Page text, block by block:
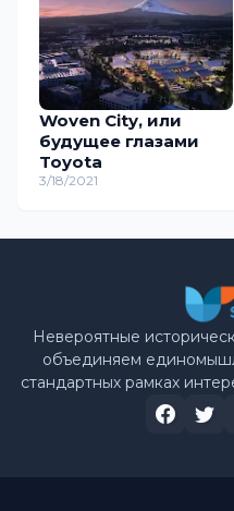
Woven City, или
будущее глазами
Toyota
3/18/2021
Невероятные
объединяем
стандартных рамках